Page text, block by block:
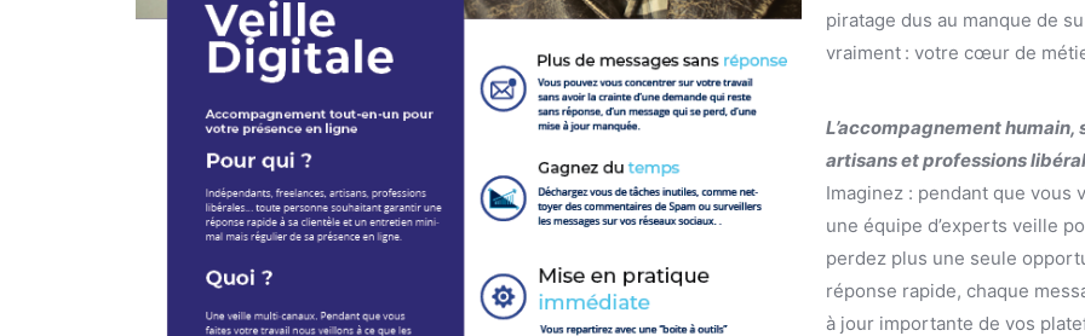
piratage dus au manque de
vraiment : votre cœur de
L’accompagnement
artisans et professions
Imaginez : pendant que
une équipe d’experts veille
perdez plus une seule
réponse rapide, chaque
à jour importante de vos